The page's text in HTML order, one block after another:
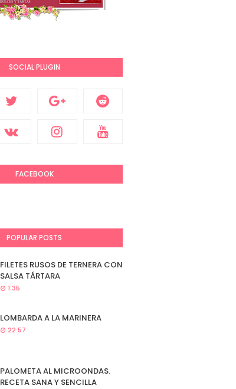
SOCIAL PLUGIN
FACEBOOK
POPULAR POSTS
FILETES RUSOS DE TERNERA CON
SALSA TÁRTARA
1:35
LOMBARDA A LA MARINERA
22:57
PALOMETA AL MICROONDAS.
RECETA SANA Y SENCILLA